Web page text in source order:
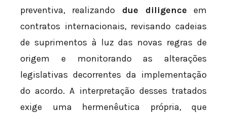
preventiva, realizando due diligence em
contratos internacionais, revisando cadeias
de suprimentos à luz das novas regras de
origem e monitorando as alterações
legislativas decorrentes da implementação
do acordo. A interpretação desses tratados
exige uma hermenêutica própria, que